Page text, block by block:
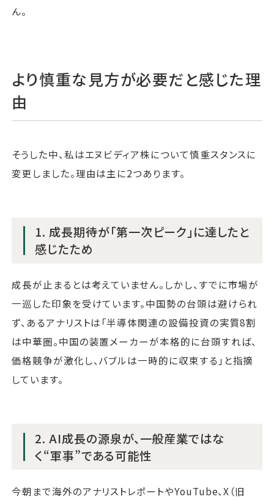
ん。
より慎重な見方が必要だと感じた理
由
そうした中、私はエヌビディア株について慎重スタンスに
変更しました。理由は主に2つあります。
1. 成長期待が「第一次ピーク」に達したと
感じたため
成長が止まるとは考えていません。しかし、すでに市場が
一巡した印象を受けています。中国勢の台頭は避けられ
ず、あるアナリストは「半導体関連の設備投資の実質8割
は中華圏。中国の装置メーカーが本格的に台頭すれば、
価格競争が激化し、バブルは一時的に収束する」と指摘
しています。
2. AI成長の源泉が、一般産業ではな
く“軍事”である可能性
今朝まで海外のアナリストレポートやYouTube、X（旧